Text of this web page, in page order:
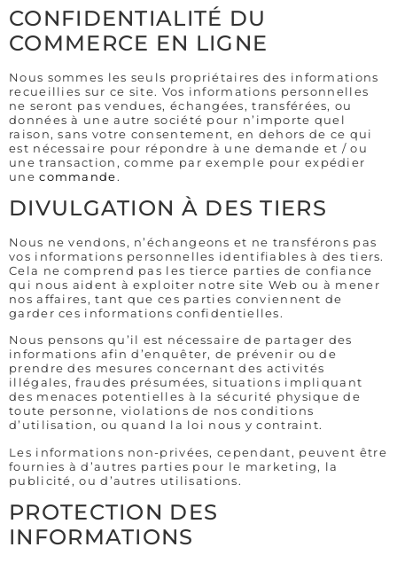
CONFIDENTIALITÉ DU
COMMERCE EN LIGNE
Nous sommes les seuls propriétaires des informations
recueillies sur ce site. Vos informations personnelles
ne seront pas vendues, échangées, transférées, ou
données à une autre société pour n’importe quel
raison, sans votre consentement, en dehors de ce qui
est nécessaire pour répondre à une demande et / ou
une transaction, comme par exemple pour expédier
unecommande.
DIVULGATION À DES TIERS
Nous ne vendons, n’échangeons et ne transférons pas
vos informations personnelles identifiables à des tiers.
Cela ne comprend pas les tierce parties de confiance
qui nous aident à exploiter notre site Web ou à mener
nos affaires, tant que ces parties conviennent de
garder ces informations confidentielles.
Nous pensons qu’il est nécessaire de partager des
informations afin d’enquêter, de prévenir ou de
prendre des mesures concernant des activités
illégales, fraudes présumées, situations impliquant
des menaces potentielles à la sécurité physique de
toute personne, violations de nos conditions
d’utilisation, ou quand la loi nous y contraint.
Les informations non-privées, cependant, peuvent être
fournies à d’autres parties pour le marketing, la
publicité, ou d’autres utilisations.
PROTECTION DES
INFORMATIONS